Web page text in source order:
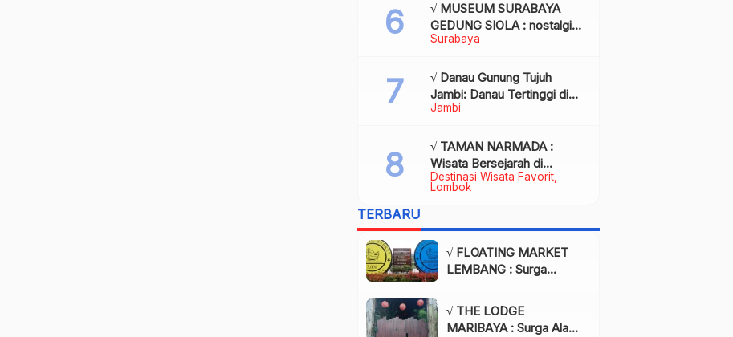
Surabaya
√ MUSEUM SURABAYA
GEDUNG SIOLA : nostalgia
dalam balutan modernitas di
Review & Info
Jambi
√ Danau Gunung Tujuh
Jambi: Danau Tertinggi di
Asia Tenggara, Tiket, Rute,
Destinasi Wisata Favorit
Lombok
√ TAMAN NARMADA :
Wisata Bersejarah di
Lombok yang Memukau
TERBARU
√ FLOATING MARKET
LEMBANG : Surga
di Bandung yang Wajib
Dikunjungi, Info & Harga
√ THE LODGE
MARIBAYA : Surga Alam